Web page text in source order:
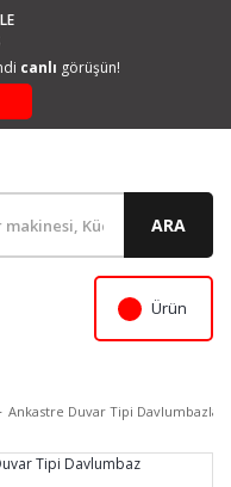
canlı görüşün!
ARA
Ürün
Ankastre Duvar Tipi Davlumbazlar